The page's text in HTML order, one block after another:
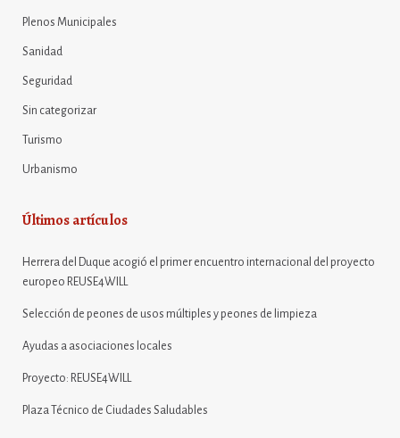
Plenos Municipales
Sanidad
Seguridad
Sin categorizar
Turismo
Urbanismo
Últimos artículos
Herrera del Duque acogió el primer encuentro internacional del proyecto
europeo REUSE4WILL
Selección de peones de usos múltiples y peones de limpieza
Ayudas a asociaciones locales
Proyecto: REUSE4WILL
Plaza Técnico de Ciudades Saludables